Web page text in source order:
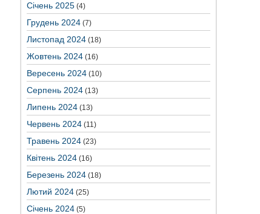
Січень 2025(4)
Грудень 2024(7)
Листопад 2024(18)
Жовтень 2024(16)
Вересень 2024(10)
Серпень 2024(13)
Липень 2024(13)
Червень 2024(11)
Травень 2024(23)
Квітень 2024(16)
Березень 2024(18)
Лютий 2024(25)
Січень 2024(5)